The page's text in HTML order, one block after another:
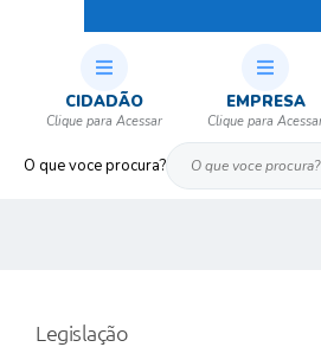
O que voce procura?
CIDADÃO EMPRESA
Legislação